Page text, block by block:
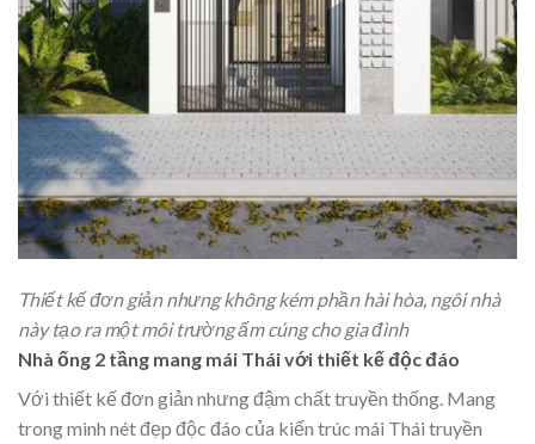
Thiết kế đơn giản nhưng không kém phần hài hòa, ngôi nhà
này tạo ra một môi trường ấm cúng cho gia đình
Nhà ống 2 tầng mang mái Thái với thiết kế độc đáo
Với thiết kế đơn giản nhưng đậm chất truyền thống. Mang
trong mình nét đẹp độc đáo của kiến trúc mái Thái truyền